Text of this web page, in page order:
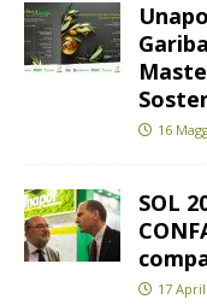
16
SOL
17